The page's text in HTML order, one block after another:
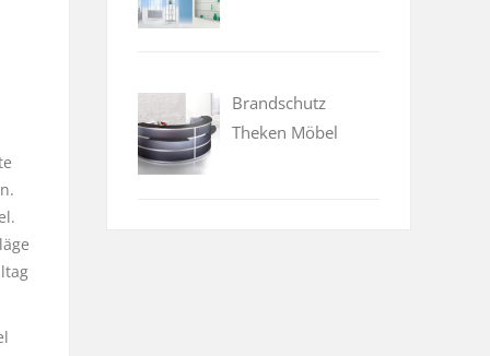
Brandschutz
Theken Möbel